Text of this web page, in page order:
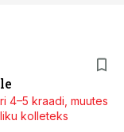
4–5 kraadi, muutes
kolleteks